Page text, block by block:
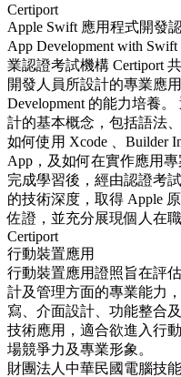
Certiport
Apple Swift 應用程式開發
App Development with
業認證考試機構 Certiport
開發人員所設計的專業應
Development 的能力培養
計的基本概念，包括語法
如何使用 Xcode 、Builder
App，及如何在實作應用
完成學習後，經由認證考
的技術深度，取得 Apple
佐證，並充分展現個人在
Certiport
行動裝置應用
行動裝置應用證照旨在評
計及管理方面的專業能力
寫、介面設計、功能整合
技術應用，適合欲進入行
場競爭力及專業形象。
財團法人中華民國電腦技